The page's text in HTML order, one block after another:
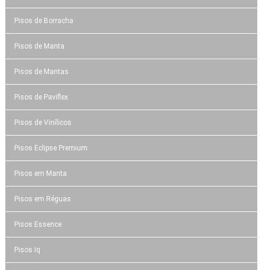
Pisos de Borracha
Pisos de Manta
Pisos de Mantas
Pisos de Paviflex
Pisos de Vinílicos
Pisos Eclipse Premium
Pisos em Manta
Pisos em Réguas
Pisos Essence
Pisos Iq